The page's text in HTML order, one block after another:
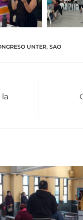
UNTER, SAO